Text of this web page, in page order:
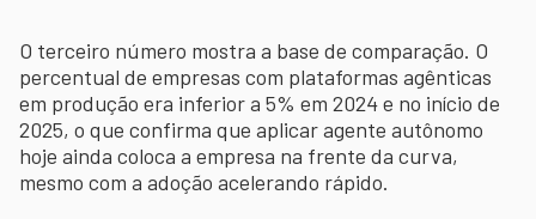
O terceiro número mostra a base de comparação. O
percentual de empresas com plataformas agênticas
em produção era inferior a 5% em 2024 e no início de
2025, o que confirma que aplicar agente autônomo
hoje ainda coloca a empresa na frente da curva,
mesmo com a adoção acelerando rápido.